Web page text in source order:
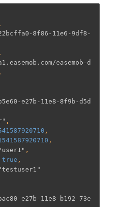
,
8f86-11e6-9df8-
,
easemob-d
,
e27b-11e8-8f9b-d5d
,
,
,
,
true ,
e27b-11e8-b192-73e